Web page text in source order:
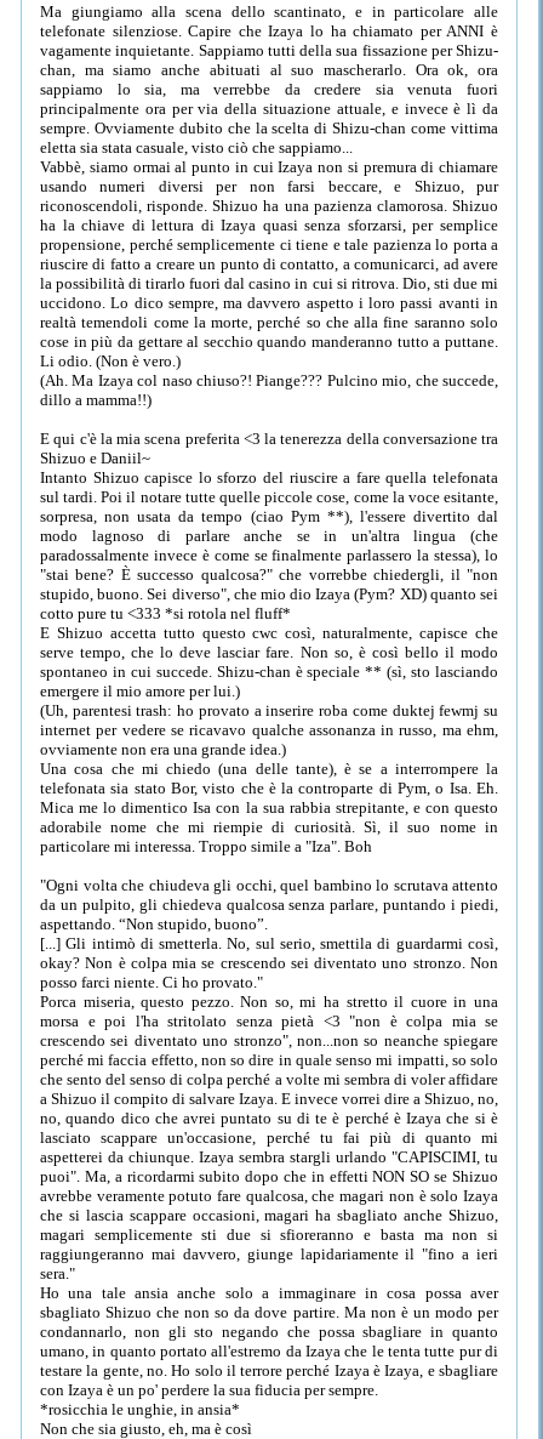
Ma giungiamo alla scena dello scantinato, e in particolare alle
telefonate silenziose. Capire che Izaya lo ha chiamato per ANNI è
vagamente inquietante. Sappiamo tutti della sua fissazione per Shizu-
chan, ma siamo anche abituati al suo mascherarlo. Ora ok, ora
sappiamo lo sia, ma verrebbe da credere sia venuta fuori
principalmente ora per via della situazione attuale, e invece è lì da
sempre. Ovviamente dubito che la scelta di Shizu-chan come vittima
eletta sia stata casuale, visto ciò che sappiamo...
Vabbè, siamo ormai al punto in cui Izaya non si premura di chiamare
usando numeri diversi per non farsi beccare, e Shizuo, pur
riconoscendoli, risponde. Shizuo ha una pazienza clamorosa. Shizuo
ha la chiave di lettura di Izaya quasi senza sforzarsi, per semplice
propensione, perché semplicemente ci tiene e tale pazienza lo porta a
riuscire di fatto a creare un punto di contatto, a comunicarci, ad avere
la possibilità di tirarlo fuori dal casino in cui si ritrova. Dio, sti due mi
uccidono. Lo dico sempre, ma davvero aspetto i loro passi avanti in
realtà temendoli come la morte, perché so che alla fine saranno solo
cose in più da gettare al secchio quando manderanno tutto a puttane.
Li odio. (Non è vero.)
(Ah. Ma Izaya col naso chiuso?! Piange??? Pulcino mio, che succede,
dillo a mamma!!)
E qui c'è la mia scena preferita <3 la tenerezza della conversazione tra
Shizuo e Daniil~
Intanto Shizuo capisce lo sforzo del riuscire a fare quella telefonata
sul tardi. Poi il notare tutte quelle piccole cose, come la voce esitante,
sorpresa, non usata da tempo (ciao Pym **), l'essere divertito dal
modo lagnoso di parlare anche se in un'altra lingua (che
paradossalmente invece è come se finalmente parlassero la stessa), lo
"stai bene? È successo qualcosa?" che vorrebbe chiedergli, il "non
stupido, buono. Sei diverso", che mio dio Izaya (Pym? XD) quanto sei
cotto pure tu <333 *si rotola nel fluff*
E Shizuo accetta tutto questo cwc così, naturalmente, capisce che
serve tempo, che lo deve lasciar fare. Non so, è così bello il modo
spontaneo in cui succede. Shizu-chan è speciale ** (sì, sto lasciando
emergere il mio amore per lui.)
(Uh, parentesi trash: ho provato a inserire roba come duktej fewmj su
internet per vedere se ricavavo qualche assonanza in russo, ma ehm,
ovviamente non era una grande idea.)
Una cosa che mi chiedo (una delle tante), è se a interrompere la
telefonata sia stato Bor, visto che è la controparte di Pym, o Isa. Eh.
Mica me lo dimentico Isa con la sua rabbia strepitante, e con questo
adorabile nome che mi riempie di curiosità. Sì, il suo nome in
particolare mi interessa. Troppo simile a "Iza". Boh
"Ogni volta che chiudeva gli occhi, quel bambino lo scrutava attento
da un pulpito, gli chiedeva qualcosa senza parlare, puntando i piedi,
aspettando. “Non stupido, buono”.
[...] Gli intimò di smetterla. No, sul serio, smettila di guardarmi così,
okay? Non è colpa mia se crescendo sei diventato uno stronzo. Non
posso farci niente. Ci ho provato."
Porca miseria, questo pezzo. Non so, mi ha stretto il cuore in una
morsa e poi l'ha stritolato senza pietà <3 "non è colpa mia se
crescendo sei diventato uno stronzo", non...non so neanche spiegare
perché mi faccia effetto, non so dire in quale senso mi impatti, so solo
che sento del senso di colpa perché a volte mi sembra di voler affidare
a Shizuo il compito di salvare Izaya. E invece vorrei dire a Shizuo, no,
no, quando dico che avrei puntato su di te è perché è Izaya che si è
lasciato scappare un'occasione, perché tu fai più di quanto mi
aspetterei da chiunque. Izaya sembra stargli urlando "CAPISCIMI, tu
puoi". Ma, a ricordarmi subito dopo che in effetti NON SO se Shizuo
avrebbe veramente potuto fare qualcosa, che magari non è solo Izaya
che si lascia scappare occasioni, magari ha sbagliato anche Shizuo,
magari semplicemente sti due si sfioreranno e basta ma non si
raggiungeranno mai davvero, giunge lapidariamente il "fino a ieri
sera."
Ho una tale ansia anche solo a immaginare in cosa possa aver
sbagliato Shizuo che non so da dove partire. Ma non è un modo per
condannarlo, non gli sto negando che possa sbagliare in quanto
umano, in quanto portato all'estremo da Izaya che le tenta tutte pur di
testare la gente, no. Ho solo il terrore perché Izaya è Izaya, e sbagliare
con Izaya è un po' perdere la sua fiducia per sempre.
*rosicchia le unghie, in ansia*
Non che sia giusto, eh, ma è così